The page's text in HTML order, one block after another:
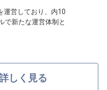
運営しており、内10
で新たな運営体制と
しく見る